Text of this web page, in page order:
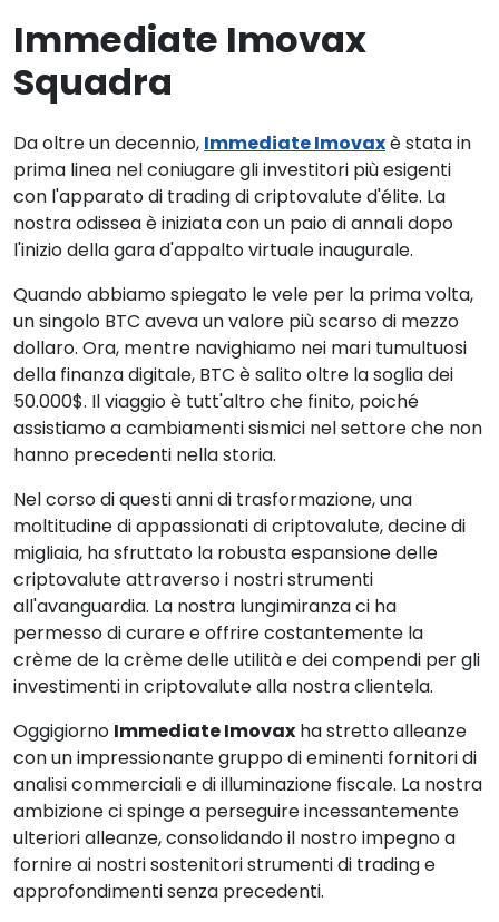
Immediate Imovax
Squadra
Da oltre un decennio, Immediate Imovaxè stata in
prima linea nel coniugare gli investitori più esigenti
con l'apparato di trading di criptovalute d'élite. La
nostra odissea è iniziata con un paio di annali dopo
l'inizio della gara d'appalto virtuale inaugurale.
Quando abbiamo spiegato le vele per la prima volta,
un singolo BTC aveva un valore più scarso di mezzo
dollaro. Ora, mentre navighiamo nei mari tumultuosi
della finanza digitale, BTC è salito oltre la soglia dei
50.000$. Il viaggio è tutt'altro che finito, poiché
assistiamo a cambiamenti sismici nel settore che non
hanno precedenti nella storia.
Nel corso di questi anni di trasformazione, una
moltitudine di appassionati di criptovalute, decine di
migliaia, ha sfruttato la robusta espansione delle
criptovalute attraverso i nostri strumenti
all'avanguardia. La nostra lungimiranza ci ha
permesso di curare e offrire costantemente la
crème de la crème delle utilità e dei compendi per gli
investimenti in criptovalute alla nostra clientela.
Oggigiorno Immediate Imovax ha stretto alleanze
con un impressionante gruppo di eminenti fornitori di
analisi commerciali e di illuminazione fiscale. La nostra
ambizione ci spinge a perseguire incessantemente
ulteriori alleanze, consolidando il nostro impegno a
fornire ai nostri sostenitori strumenti di trading e
approfondimenti senza precedenti.